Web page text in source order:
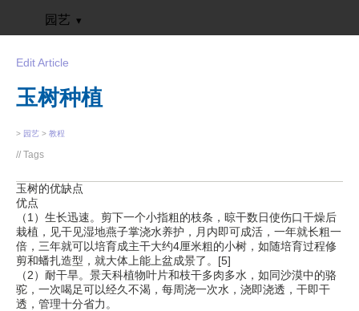
园艺
Edit Article
玉树种植
> 园艺 >教程
// Tags
玉树的优缺点
优点
（1）生长迅速。剪下一个小指粗的枝条，晾干数日使伤口干燥后
栽植，见干见湿地燕子掌浇水养护，月内即可成活，一年就长粗一
倍，三年就可以培育成主干大约4厘米粗的小树，如随培育过程修
剪和蟠扎造型，就大体上能上盆成景了。[5]
（2）耐干旱。景天科植物叶片和枝干多肉多水，如同沙漠中的骆
驼，一次喝足可以经久不渴，每周浇一次水，浇即浇透，干即干
透，管理十分省力。